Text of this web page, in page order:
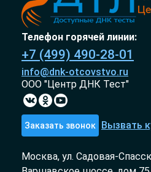
Телефон горячей линии:
+7 (499) 490-28-01
info@dnk-otcovstvo.ru
ООО "Центр ДНК Тест"
Заказать звонок Вызвать
Москва, ул. Садовая-